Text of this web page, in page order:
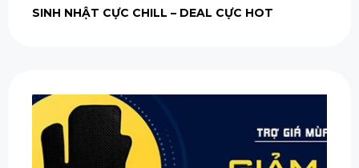
SINH NHẬT CỰC CHILL – DEAL CỰC HOT